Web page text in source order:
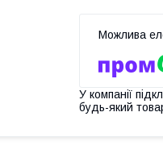
У компанії
будь-який